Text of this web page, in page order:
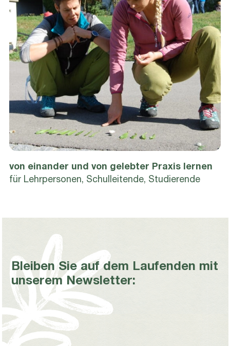
von einander und von gelebter Praxis lernen
für Lehrpersonen, Schulleitende, Studierende
Bleiben Sie auf dem Laufenden mit
unserem Newsletter:
*